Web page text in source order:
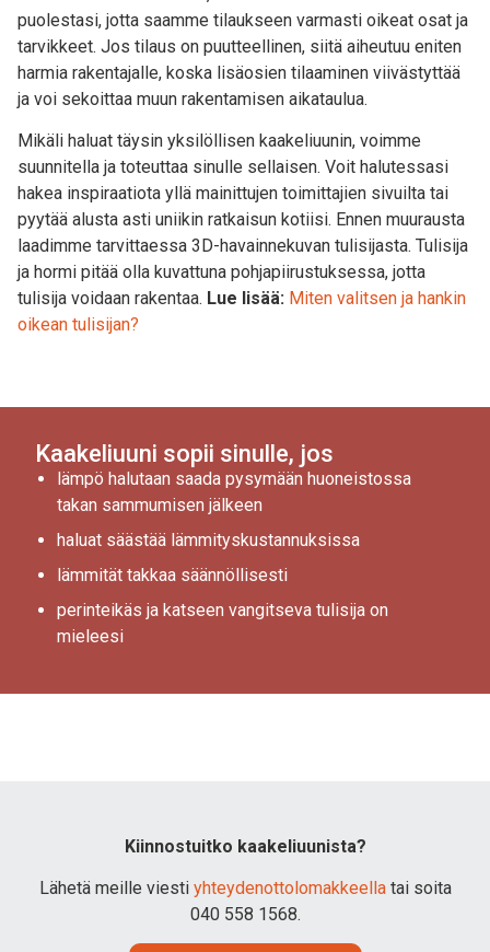
puolestasi, jotta saamme tilaukseen varmasti oikeat osat ja
tarvikkeet. Jos tilaus on puutteellinen, siitä aiheutuu eniten
harmia rakentajalle, koska lisäosien tilaaminen viivästyttää
ja voi sekoittaa muun rakentamisen aikataulua.
Mikäli haluat täysin yksilöllisen kaakeliuunin, voimme
suunnitella ja toteuttaa sinulle sellaisen. Voit halutessasi
hakea inspiraatiota yllä mainittujen toimittajien sivuilta tai
pyytää alusta asti uniikin ratkaisun kotiisi. Ennen muurausta
laadimme tarvittaessa 3D-havainnekuvan tulisijasta. Tulisija
ja hormi pitää olla kuvattuna pohjapiirustuksessa, jotta
tulisija voidaan rakentaa. Lue lisää: Miten valitsen ja hankin
oikean tulisijan?
Kaakeliuuni sopii sinulle, jos
lämpö halutaan saada pysymään huoneistossa
takan sammumisen jälkeen
haluat säästää lämmityskustannuksissa
lämmität takkaa säännöllisesti
perinteikäs ja katseen vangitseva tulisija on
mieleesi
Kiinnostuitko kaakeliuunista?
Lähetä meille viesti yhteydenottolomakkeellatai soita
040 558 1568.